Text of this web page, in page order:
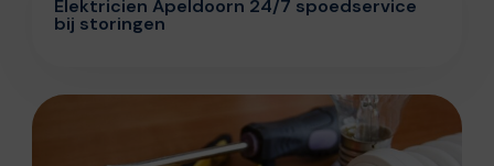
Elektricien Apeldoorn 24/7 spoedservice
bij storingen